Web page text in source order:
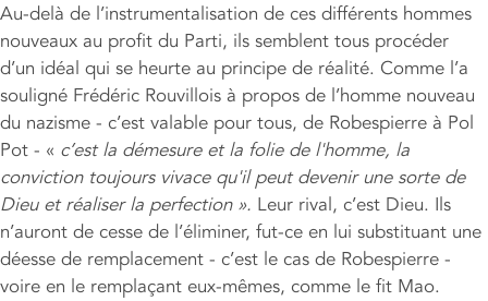
Au-delà de l’instrumentalisation de ces différents hommes
nouveaux au profit du Parti, ils semblent tous procéder
d’un idéal qui se heurte au principe de réalité. Comme l’a
souligné Frédéric Rouvillois à propos de l’homme nouveau
du nazisme - c’est valable pour tous, de Robespierre à Pol
Pot - « c’est la démesure et la folie de l'homme, la
conviction toujours vivace qu'il peut devenir une sorte de
Dieu et réaliser la perfection». Leur rival, c’est Dieu. Ils
n’auront de cesse de l’éliminer, fut-ce en lui substituant une
déesse de remplacement - c’est le cas de Robespierre -
voire en le remplaçant eux-mêmes, comme le fit Mao.